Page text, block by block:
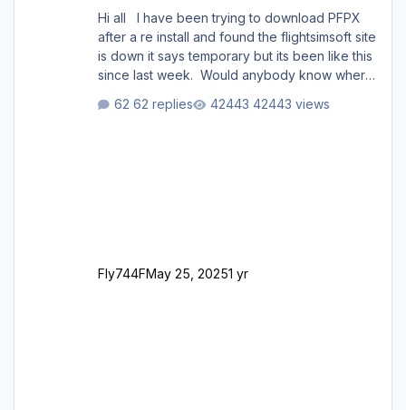
Hi all I have been trying to download PFPX
after a re install and found the flightsimsoft site
is down it says temporary but its been like this
since last week. Would anybody know where
support email for them either. thank you
62 replies 42443 views
Fly744FMay 25, 20251 yr